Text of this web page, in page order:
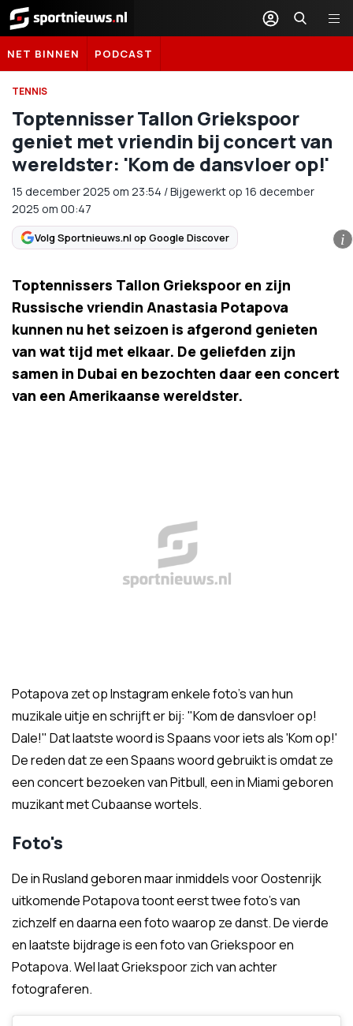
Sportnieuws.nl
NET BINNEN PODCAST
TENNIS
Toptennisser Tallon Griekspoor
geniet met vriendin bij concert van
wereldster: 'Kom de dansvloer op!'
15 december 2025 om 23:54 /Bijgewerkt op 16 december
2025 om 00:47
Volg Sportnieuws.nl op Google Discover i
Toptennissers Tallon Griekspoor en zijn
Russische vriendin Anastasia Potapova
kunnen nu het seizoen is afgerond genieten
van wat tijd met elkaar. De geliefden zijn
samen in Dubai en bezochten daar een concert
van een Amerikaanse wereldster.
Potapova zet op Instagram enkele foto's van hun
muzikale uitje en schrijft er bij: "Kom de dansvloer op!
Dale!" Dat laatste woord is Spaans voor iets als 'Kom op!'
De reden dat ze een Spaans woord gebruikt is omdat ze
een concert bezoeken van Pitbull, een in Miami geboren
muzikant met Cubaanse wortels.
Foto's
De in Rusland geboren maar inmiddels voor Oostenrijk
uitkomende Potapova toont eerst twee foto's van
zichzelf en daarna een foto waarop ze danst. De vierde
en laatste bijdrage is een foto van Griekspoor en
Potapova. Wel laat Griekspoor zich van achter
fotograferen.